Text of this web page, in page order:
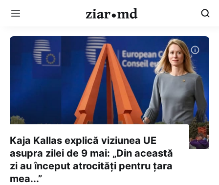
Kaja Kallas explică viziunea UE
asupra zilei de 9 mai: „Din această
zi au început atrocități pentru țara
mea...”